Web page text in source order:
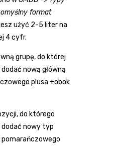
format
użyć 2-5 liter na
4 cyfr.
grupę, do której
nową główną
plusa +obok
do którego
nowy typ